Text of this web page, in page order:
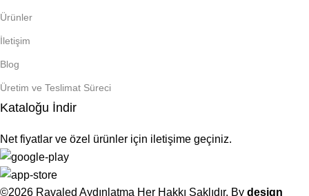
Ürünler
İletişim
Blog
Üretim ve Teslimat Süreci
Kataloğu İndir
Net fiyatlar ve özel ürünler için iletişime geçiniz.
©2026 Ravaled Aydınlatma Her Hakkı Saklıdır. By design